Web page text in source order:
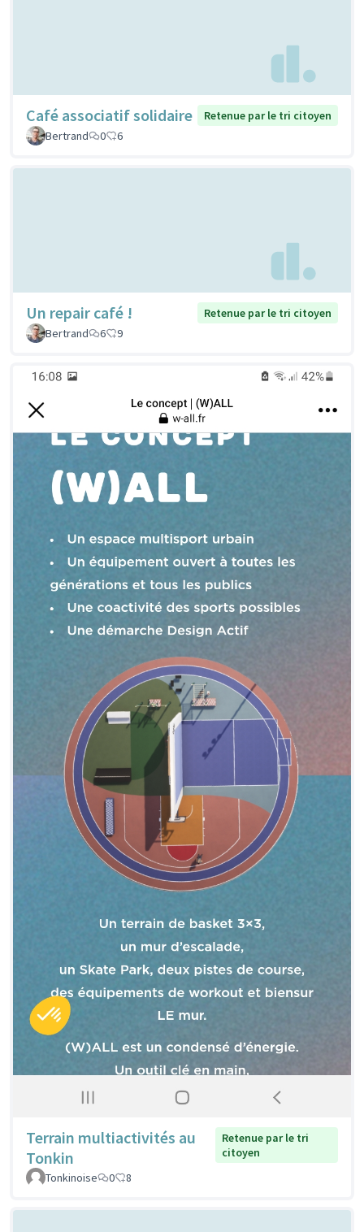
Café associatif solidaire
Retenue par le tri citoyen
Bertrand
0 6
Un repair café !
Retenue par le tri citoyen
Bertrand
6 9
Terrain multiactivités au
Tonkin
Retenue par le tri
citoyen
Tonkinoise
0 8